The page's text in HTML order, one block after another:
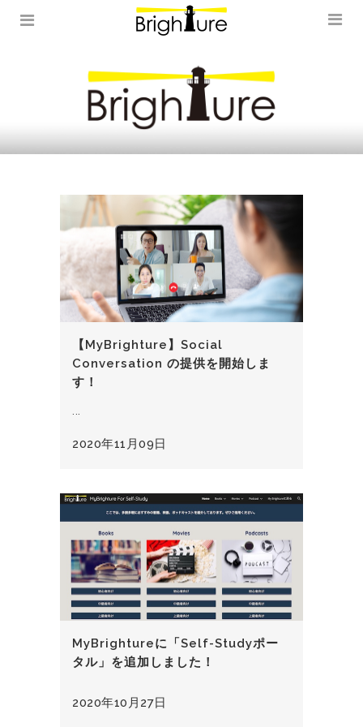
【MyBrighture】Social
Conversation の提供を開始しま
す！
...
2020年11月09日
MyBrightureに「Self-Studyポー
タル」を追加しました！
2020年10月27日